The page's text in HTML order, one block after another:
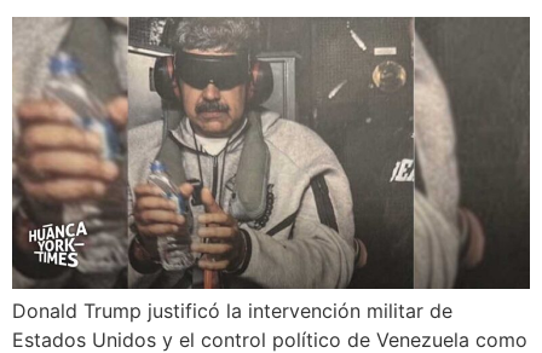
Donald Trump justificó la intervención militar de
Estados Unidos y el control político de Venezuela como